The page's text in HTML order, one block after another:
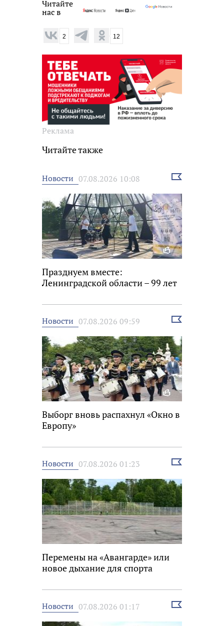
Читайте
нас в
2 12
Реклама
Читайте также
Новости 07.08.2026 10:08
Выбрать
Празднуем вместе:
Ленинградской области – 99 лет
Новости 07.08.2026 09:59
Выбрать
Выборг вновь распахнул «Окно в
Европу»
Новости 07.08.2026 01:23
Выбрать
Перемены на «Авангарде» или
новое дыхание для спорта
Новости 07.08.2026 01:17
Выбрать